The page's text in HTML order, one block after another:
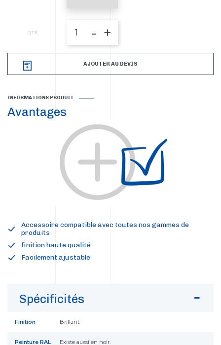
QTÉ - +
AJOUTER AU DEVIS
INFORMATIONS PRODUIT
Avantages
Accessoire compatible avec toutes nos gammes de
produits
finition haute qualité
Facilement ajustable
Spécificités
Finition Brillant
Peinture RAL Existe aussi en noir.